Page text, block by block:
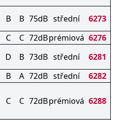
B B 75dB střední
6273
C C 72dBprémiová 6276
D B 73dB střední
6281
B A 72dB střední
6282
C C 72dBprémiová 6288